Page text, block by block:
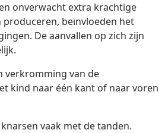
onverwacht extra krachtige
produceren, beïnvloeden het
De aanvallen op zich zijn
verkromming van de
kind naar één kant of naar voren
vaak met de tanden.